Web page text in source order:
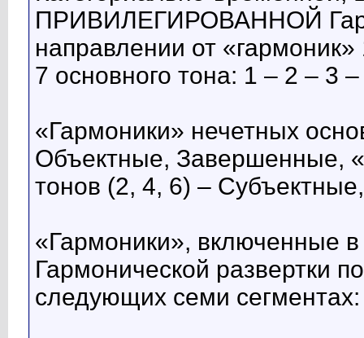
ПРИВИЛЕГИРОВАННОЙ
направлении от
7 основного тона: 1 – 2 – 3
«Гармоники» нечетных
Объектные, Завершенные,
тонов (2, 4, 6) –
«Гармоники», включенные
Гармонической развертки
следующих семи сегментах: